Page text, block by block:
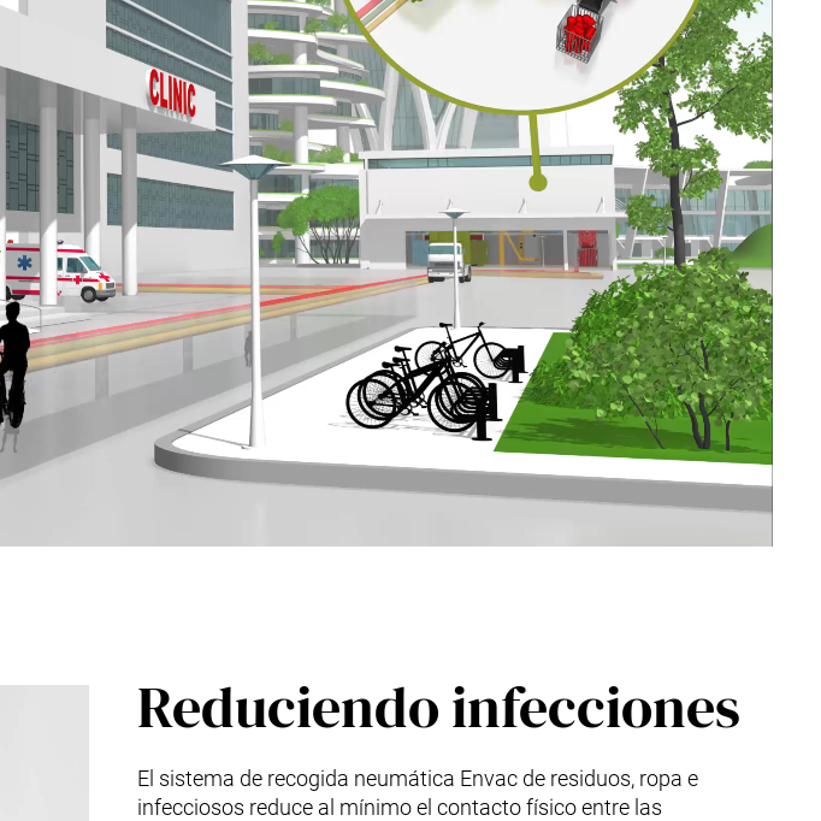
Reduciendo infecciones
El sistema de recogida neumática Envac de residuos, ropa e
infecciosos reduce al mínimo el contacto físico entre las